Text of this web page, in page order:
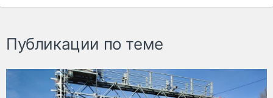
Публикации по теме